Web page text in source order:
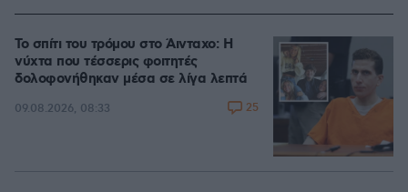
Το σπίτι του τρόμου στο Άινταχο: Η
νύχτα που τέσσερις φοιτητές
δολοφονήθηκαν μέσα σε λίγα λεπτά
09.08.2026, 08:33 25